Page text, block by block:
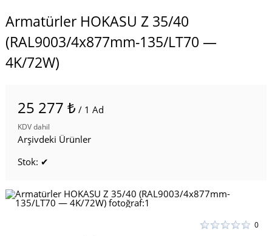
Armatürler HOKASU Z 35/40
(RAL9003/4x877mm-135/LT70 —
4K/72W)
25 277 ₺ / 1 Ad
KDV dahil
Arşivdeki Ürünler
Stok: ✔
0